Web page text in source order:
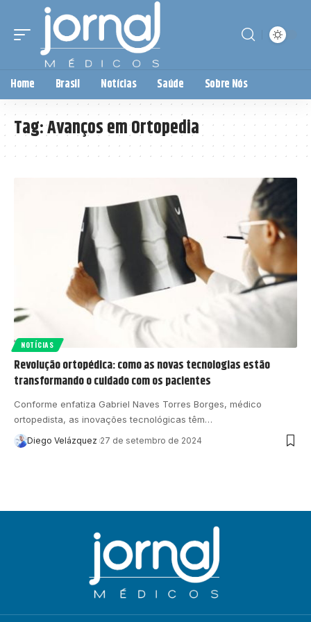
Home Brasil Notícias Saúde Sobre Nós
Tag:Avanços em Ortopedia
NOTÍCIAS
Revolução ortopédica: como as novas tecnologias estão
transformando o cuidado com os pacientes
Conforme enfatiza Gabriel Naves Torres Borges, médico
ortopedista, as inovações tecnológicas têm…
Diego Velázquez 27 de setembro de 2024